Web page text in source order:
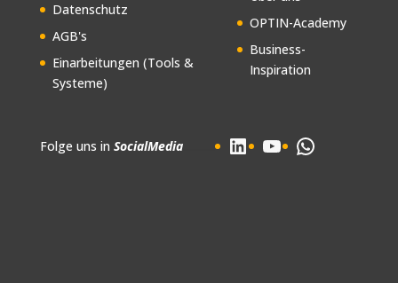
Datenschutz
AGB's
Einarbeitungen (Tools &
Systeme)
OPTIN-Academy
Business-
Inspiration
Folge uns in SocialMedia............ LinkedIn
YouTube
WhatsApp